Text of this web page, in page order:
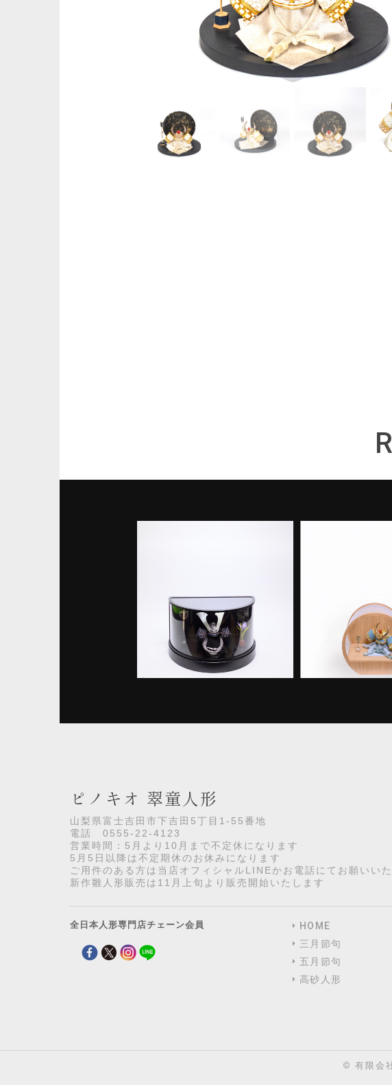
ピノキオ 翠童人形
山梨県富士吉田市下吉田5丁目1-55番地
電話 0555-22-4123
営業時間：5月より10月まで不定休になります
5月5日以降は不定期休のお休みになります
ご用件のある方は当店オフィシャルLINEかお電話にてお願いい
新作雛人形販売は11月上旬より販売開始いたします
全日本人形専門店チェーン会員
HOME
三月節句
五月節句
高砂人形
© 有限会